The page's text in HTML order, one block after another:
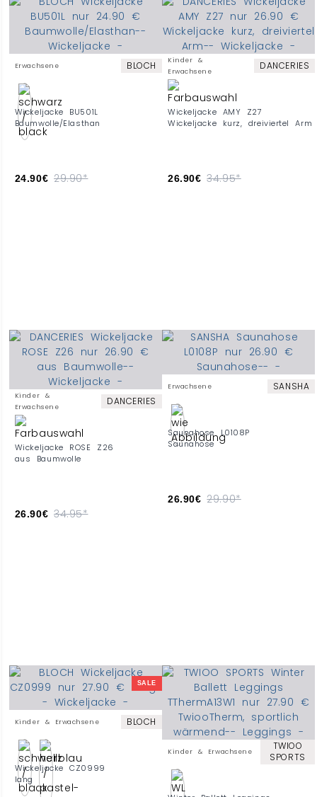
Erwachsene BLOCH
Wickeljacke BU501L
Baumwolle/Elasthan
24.90€ 29.90*
Kinder &
Erwachsene
DANCERIES
Wickeljacke AMY Z27
Wickeljacke kurz, dreiviertel Arm
26.90€ 34.95*
Kinder &
Erwachsene
DANCERIES
Wickeljacke ROSE Z26
aus Baumwolle
26.90€ 34.95*
Erwachsene SANSHA
Saunahose L0108P
Saunahose
26.90€ 29.90*
SALE
Kinder & Erwachsene BLOCH
Wickeljacke CZ0999
lang
Kinder & Erwachsene
TWIOO
SPORTS